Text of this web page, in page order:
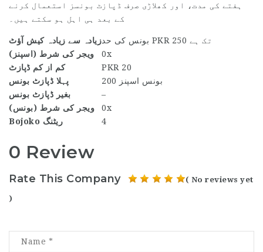
ہفتے کی مدت، اور کھلاڑی صرف ڈپازٹ بونسز استعمال کرنے
کے بعد ہی اہل ہو سکتے ہیں۔
زیادہ سے زیادہ کیش آؤٹ
بونس کی حد PKR 250 تک ہے
ویجر کی شرط (اسپنز)
0x
کم از کم ڈپازٹ
PKR 20
پہلا ڈپازٹ بونس
200 بونس اسپنز
بغیر ڈپازٹ بونس
–
ویجر کی شرط (بونس)
0x
Bojoko ریٹنگ
4
0 Review
Rate This Company ( No reviews yet
)